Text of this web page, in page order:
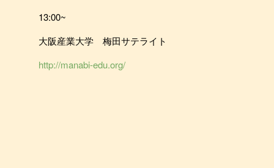
13:00~
大阪産業大学 梅田サテライト
http://manabi-edu.org/